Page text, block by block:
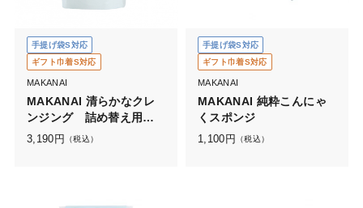
手提げ袋S対応
ギフト巾着S対応
MAKANAI
MAKANAI 清らかなクレ
ンジング 詰め替え用
（静けさが訪れる香り）
3,190 円 （税込）
手提げ袋S対応
ギフト巾着S対応
MAKANAI
MAKANAI 純粋こんにゃ
くスポンジ
1,100 円 （税込）